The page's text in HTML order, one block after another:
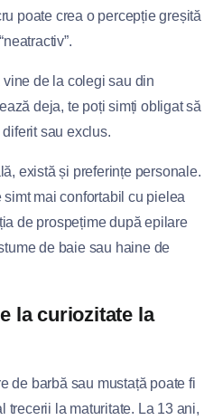
poate crea o percepție greșită
de la colegi sau din
deja, te poți simți obligat să
sau exclus.
există și preferințe personale.
mai confortabil cu pielea
de prospețime după epilare
de baie sau haine de
la curiozitate la
de barbă sau mustață poate fi
trecerii la maturitate. La 13 ani,